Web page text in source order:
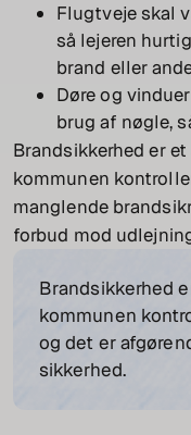
Flugtveje skal
så lejeren
brand eller
Døre og
brug af nøgle,
Brandsikkerhed er
kommunen
manglende
forbud mod
Brandsikkerhed
kommunen
og det er
sikkerhed.